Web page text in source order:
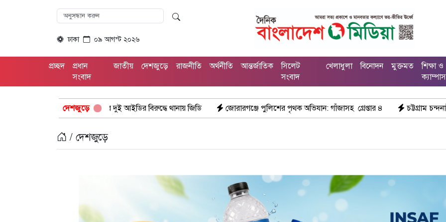
ঢাকা ০৯ আগস্ট ২০২৬
প্রচ্ছদ
প্রধান
সংবাদ
জাতীয় দেশজুড়ে রাজনীতি অর্থনীতি আন্তর্জাতিক
সিলেট
সংবাদ
খেলাধুলা বিনোদন মুক্তমত
শিক্ষা ও
ক্যাম্পাস
দেশজুড়ে
অপপ্রচার দুই আইডির বিরুদ্ধে থানায় জিডি জোরারগঞ্জে পুলিশের পৃথক অভিযান: গাঁজাসহ গ্রেপ্তার ৪ চট্টগ্রাম চন্দনাইশে মহাসড়ক
/ দেশজুড়ে